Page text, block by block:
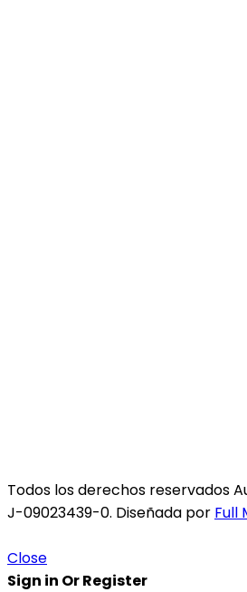
Todos los derechos reservados
J-09023439-0. Diseñada por Full
Close
Sign in Or Register